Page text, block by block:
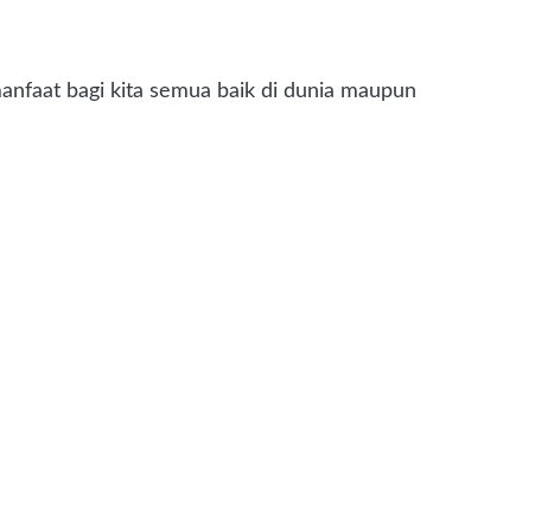
bagi kita semua baik di dunia maupun